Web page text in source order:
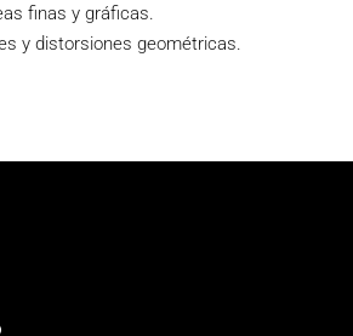
finas y gráficas.
y distorsiones geométricas.